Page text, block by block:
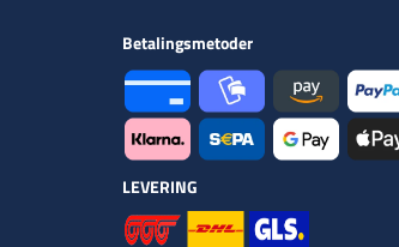
Betalingsmetoder
LEVERING